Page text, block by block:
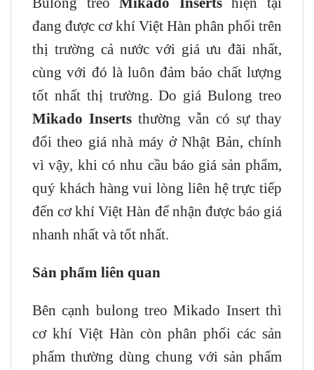
đang được cơ khí Việt Hàn phân phối trên
thị trường cả nước với giá ưu đãi nhất,
cùng với đó là luôn đảm bảo chất lượng
tốt nhất thị trường. Do giá Bulong treo
Mikado Inserts thường vẫn có sự thay
đổi theo giá nhà máy ở Nhật Bản, chính
vì vậy, khi có nhu cầu báo giá sản phẩm,
quý khách hàng vui lòng liên hệ trực tiếp
đến cơ khí Việt Hàn để nhận được báo giá
nhanh nhất và tốt nhất.
Sản phẩm liên quan
Bên cạnh bulong treo Mikado Insert thì
cơ khí Việt Hàn còn phân phối các sản
phẩm thường dùng chung với sản phẩm